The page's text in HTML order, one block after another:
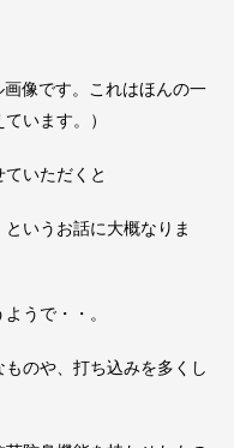
画像です。これはほんの一
います。）
いただくと
というお話に大概なりま
うで・・。
のや、打ち込みを多くし